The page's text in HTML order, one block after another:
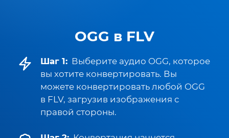
OGG в FLV
Шаг 1: Выберите аудио OGG, которое
вы хотите конвертировать. Вы
можете конвертировать любой OGG
в FLV, загрузив изображения с
правой стороны.